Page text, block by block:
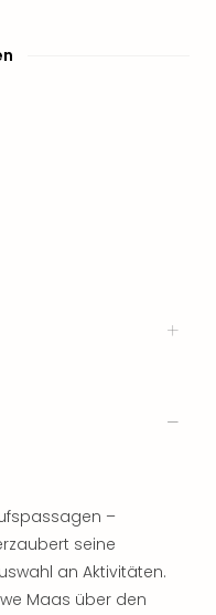
–
seine
an Aktivitäten.
Maas über den